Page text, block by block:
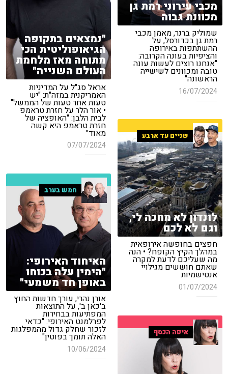
מכבי עירוני רמת גן
מכוונת גבוה
שמוליק ברנר, מאמן מכבי
רמת גן בכדורסל, על
ההשתתפות באירופה
והציפיות בעונה הקרובה:
"אנחנו רוצים לעשות עונה
טובה ומכוונים לשישייה
הראשונה"
16/07/2024
"נמצאים בתקופה
הגיאופוליטית הכי
מתוחה מאז מלחמת
העולם השנייה"
אראל סג"ל על המדיניות
האמריקנית במזה"ת: "יש
טעות אחר טעות של הממשל"
• אור הלר על חזרת טראמפ
לבית הלבן: "האופציה של
חזרת טראמפ היא קשה
מאוד"
07/07/2024
שניים עד ארבע
לונדון לא מחכה לי,
וגם לא לכם
חפצים בחופשה אירופאית
במהלך הקיץ הקופח? • הנה
מה שעליכם לדעת למקרה
שאתם חוששים מגילויי
אנטישמיות
01/07/2024
חמש בערב
האיחוד האירופי:
"הימין עלה בכוחו
באופן חד משמעי"
אורן נהרי, עורך חדשות החוץ
ב'כאן ב', על התוצאות
המפתיעות בבחירות
לפרלמנט האירופי: "כדאי
לזכור שחלק גדול מהמפלגות
האלה תומך בפוטין"
10/06/2024
איפה הכסף